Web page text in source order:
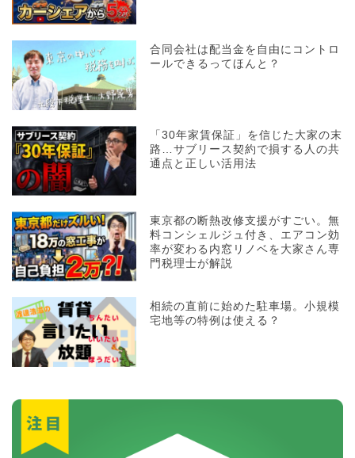
合同会社は配当金を自由にコントロ
ールできるってほんと？
「30年家賃保証」を信じた大家の末
路…サブリース契約で損する人の共
通点と正しい活用法
東京都の断熱改修支援がすごい。無
料コンシェルジュ付き、エアコン効
率が変わる内窓リノベを大家さん専
門税理士が解説
相続の直前に始めた駐車場。小規模
宅地等の特例は使える？